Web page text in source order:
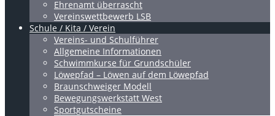
Ehrenamt überrascht
Vereinswettbewerb LSB
Schule / Kita / Verein
Vereins- und Schulführer
Allgemeine Informationen
Schwimmkurse für Grundschüler
Löwepfad – Löwen auf dem Löwepfad
Braunschweiger Modell
Bewegungswerkstatt West
Sportgutscheine